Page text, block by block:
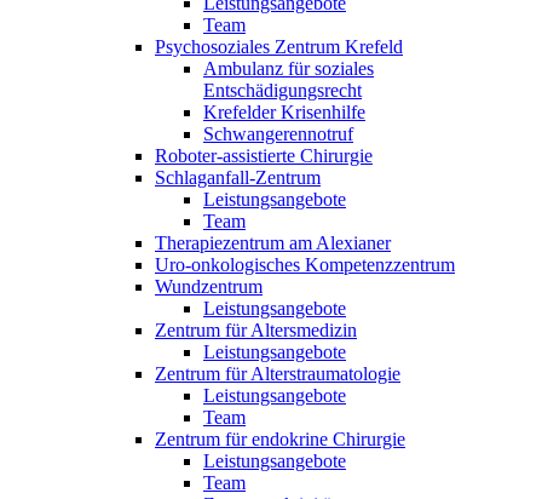
Team
Psychosoziales Zentrum Krefeld
Ambulanz für soziales
Entschädigungsrecht
Krefelder Krisenhilfe
Schwangerennotruf
Roboter-assistierte Chirurgie
Schlaganfall-Zentrum
Leistungsangebote
Team
Therapiezentrum am Alexianer
Uro-onkologisches Kompetenzzentrum
Wundzentrum
Leistungsangebote
Zentrum für Altersmedizin
Leistungsangebote
Zentrum für Alterstraumatologie
Leistungsangebote
Team
Zentrum für endokrine Chirurgie
Leistungsangebote
Team